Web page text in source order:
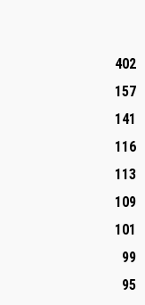
402
157
141
116
113
109
101
99
95